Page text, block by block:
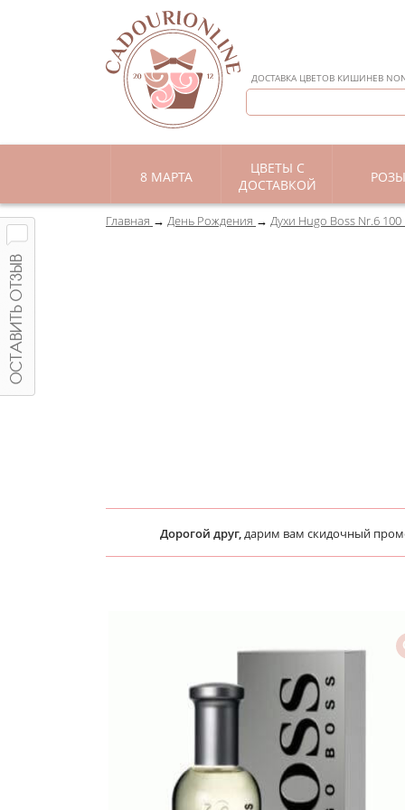
ДОСТАВКА ЦВЕТОВ КИШИНЕВ
8 МАРТА
ЦВЕТЫ С
ДОСТАВКОЙ
РОЗЫ
Главная День Рождения Духи Hugo Boss Nr.6 100
Дорогой друг,дарим вам скидочный